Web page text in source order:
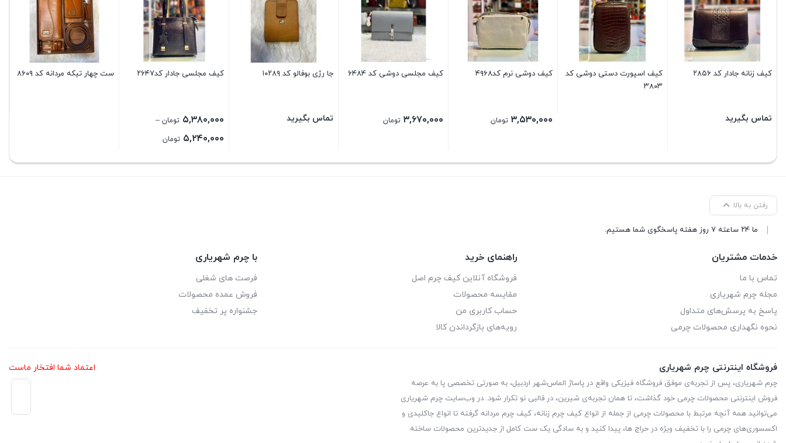
کیف زنانه جادار کد ۲۸۵۶
تماس بگیرید
کیف اسپورت دستی دوشی کد
۳۸۰۳
کیف دوشی نرم کد۴۹۶۸
۳,۵۳۰,۰۰۰ تومان
کیف مجلسی دوشی کد ۶۴۸۴
۳,۶۷۰,۰۰۰ تومان
جا رژی بوفالو کد ۱۰۲۸۹
تماس بگیرید
کیف مجلسی جادار کد۲۶۴۷
۵,۳۸۰,۰۰۰ تومان –
۵,۲۴۰,۰۰۰ تومان
ست چهار تیکه مردانه کد ۸۶۰۹
رفتن به بالا
ما ۲۴ ساعته ۷ روز هفته پاسخگوی شما هستیم.
خدمات مشتریان
تماس با ما
مجله چرم شهریاری
پاسخ به پرسش‌های متداول
نحوه نگهداری محصولات چرمی
راهنمای خرید
فروشگاه آنلاین کیف چرم اصل
مقایسه محصولات
حساب کاربری من
رویه‌های بازگرداندن کالا
با چرم شهریاری
فرصت های شغلی
فروش عمده محصولات
جشنواره پر تخفیف
فروشگاه اینترنتی چرم شهریاری
چرم شهریاری، پس از تجربه‌ی موفق فروشگاه فیزیکی واقع در پاساژ الماس‌شهر اردبیل، به صورتی تخصصی پا به عرصه
فروش اینترنتی محصولات چرمی خود گذاشت، تا همان تجربه‌ی شیرین، در قالبی نو تکرار شود. در وب‌سایت چرم شهریاری
می‌توانید همه آنچه مرتبط با محصولات چرمی از جمله از انواع کیف چرم زنانه، کیف چرم مردانه گرفته تا انواع جاکلیدی و
اکسسوری‌های چرمی را با تخفیف ویژه در حراج ها، پیدا کنید و به سادگی یک ست کامل از جدیدترین‌ محصولات ساخته
اعتماد شما افتخار ماست